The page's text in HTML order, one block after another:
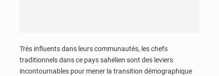
Très influents dans leurs communautés, les chefs
traditionnels dans ce pays sahélien sont des leviers
incontournables pour mener la transition démographique